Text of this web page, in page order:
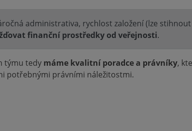
administrativa, rychlost založení (lze
finanční prostředky od veřejnosti.
týmu tedy máme kvalitní poradce a právníky,
potřebnými právními náležitostmi.